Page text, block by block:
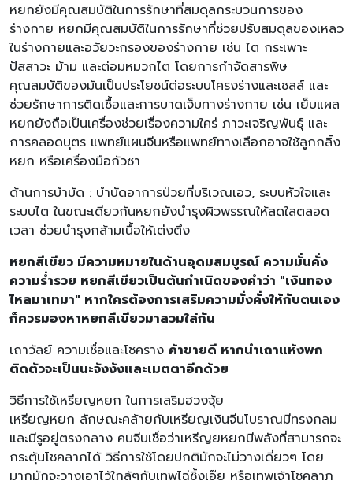
หยกยังมีคุณสมบัติในการรักษาที่สมดุลกระบวนการของ
ร่างกาย หยกมีคุณสมบัติในการรักษาที่ช่วยปรับสมดุลของเหลว
ในร่างกายและอวัยวะกรองของร่างกาย เช่น ไต กระเพาะ
ปัสสาวะ ม้าม และต่อมหมวกไต โดยการกำจัดสารพิษ
คุณสมบัติของมันเป็นประโยชน์ต่อระบบโครงร่างและเซลล์ และ
ช่วยรักษาการติดเชื้อและการบาดเจ็บทางร่างกาย เช่น เย็บแผล
หยกยังถือเป็นเครื่องช่วยเรื่องความใคร่ ภาวะเจริญพันธุ์ และ
การคลอดบุตร แพทย์แผนจีนหรือแพทย์ทางเลือกอาจใช้ลูกกลิ้ง
หยก หรือเครื่องมือกัวซา
ด้านการบำบัด : บำบัดอาการป่วยที่บริเวณเอว, ระบบหัวใจและ
ระบบไต ในขณะเดียวกันหยกยังบำรุงผิวพรรณให้สดใสตลอด
เวลา ช่วยบำรุงกล้ามเนื้อให้เต่งตึง
หยกสีเขียว มีความหมายในด้านอุดมสมบูรณ์ ความมั่นคั่ง
ความร่ำรวย หยกสีเขียวเป็นต้นกำเนิดของคำว่า "เงินทอง
ไหลมาเทมา" หากใครต้องการเสริมความมั่งคั่งให้กับตนเอง
ก็ควรมองหาหยกสีเขียวมาสวมใส่กัน
เถาวัลย์ ความเชื่อและโชคราง ค้าขายดี หากนำเถาแห้งพก
ติดตัวจะเป็นนะจังงังและเมตตาอีกด้วย
วิธีการใช้เหรียญหยก ในการเสริมฮวงจุ้ย
เหรียญหยก ลักษณะคล้ายกับเหรียญเงินจีนโบราณมีทรงกลม
และมีรูอยู่ตรงกลาง คนจีนเชื่อว่าเหรีญยหยกมีพลังที่สามารถจะ
กระตุ้นโชคลาภได้ วิธีการใช้โดยปกติมักจะไม่วางเดี่ยวๆ โดย
มากมักจะวางเอาไว้ใกล้ๆกับเทพไฉ่ซิ้งเอ๊ย หรือเทพเจ้าโชคลาภ